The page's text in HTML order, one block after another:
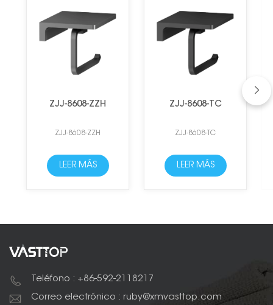
ZJJ-8608-ZZH
ZJJ-8608-ZZH
LEER MÁS
ZJJ-8608-TC
ZJJ-8608-TC
LEER MÁS
Teléfono : +86-592-2118217
Correo electrónico : ruby@xmvasttop.com